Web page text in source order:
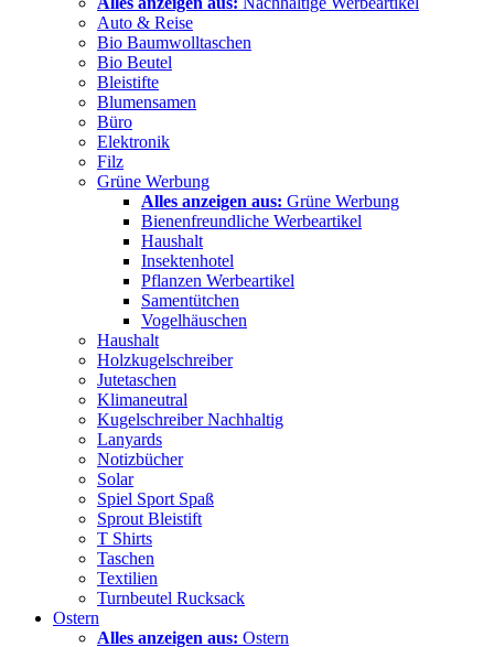
Auto & Reise
Bio Baumwolltaschen
Bio Beutel
Bleistifte
Blumensamen
Büro
Elektronik
Filz
Grüne Werbung
Alles anzeigen aus: Grüne Werbung
Bienenfreundliche Werbeartikel
Haushalt
Insektenhotel
Pflanzen Werbeartikel
Samentütchen
Vogelhäuschen
Haushalt
Holzkugelschreiber
Jutetaschen
Klimaneutral
Kugelschreiber Nachhaltig
Lanyards
Notizbücher
Solar
Spiel Sport Spaß
Sprout Bleistift
T Shirts
Taschen
Textilien
Turnbeutel Rucksack
Ostern
Alles anzeigen aus: Ostern